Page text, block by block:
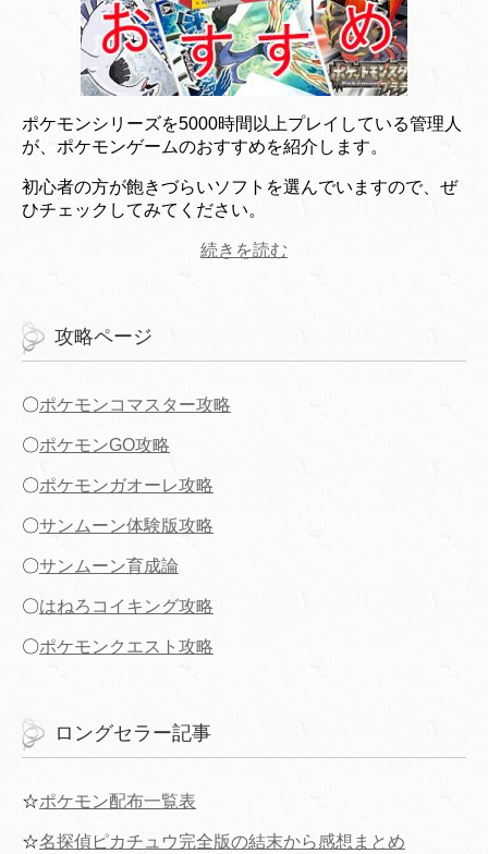
ポケモンシリーズを5000時間以上プレイしている管理人
が、ポケモンゲームのおすすめを紹介します。
初心者の方が飽きづらいソフトを選んでいますので、ぜ
ひチェックしてみてください。
続きを読む
攻略ページ
〇ポケモンコマスター攻略
〇ポケモンGO攻略
〇ポケモンガオーレ攻略
〇サンムーン体験版攻略
〇サンムーン育成論
〇はねろコイキング攻略
〇ポケモンクエスト攻略
ロングセラー記事
☆ポケモン配布一覧表
☆名探偵ピカチュウ完全版の結末から感想まとめ